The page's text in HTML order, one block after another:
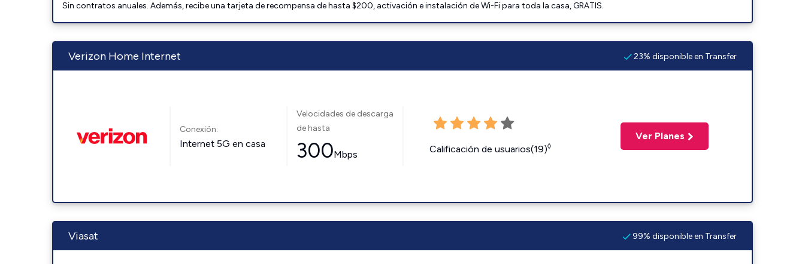
Sin contratos anuales. Además, recibe una tarjeta de recompensa de hasta $200, activación e instalación de Wi-Fi para toda la casa, GRATIS.
Verizon Home Internet 23% disponible en Transfer
Conexión:
Internet 5G en casa
Velocidades de descarga
de hasta
300Mbps Calificación de usuarios(19)◊
Ver Planes
Viasat 99% disponible en Transfer